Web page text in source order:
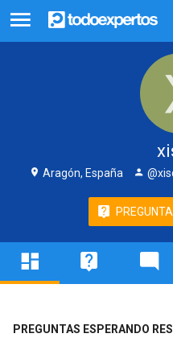
Aragón, España
PREGUNTAS ESPERANDO